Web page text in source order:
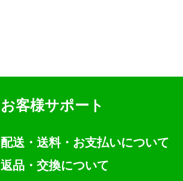
お客様サポート
配送・送料・お支払いについて
返品・交換について